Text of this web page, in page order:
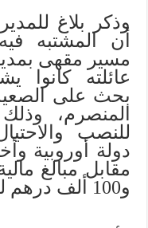
وذكر بلاغ
أن المشتبه
مسير مقهى
عائلته كانوا
بحث على
المنصرم،
للنصب
دولة أوروبية
و100 ألف درهم للشخص الواحد.